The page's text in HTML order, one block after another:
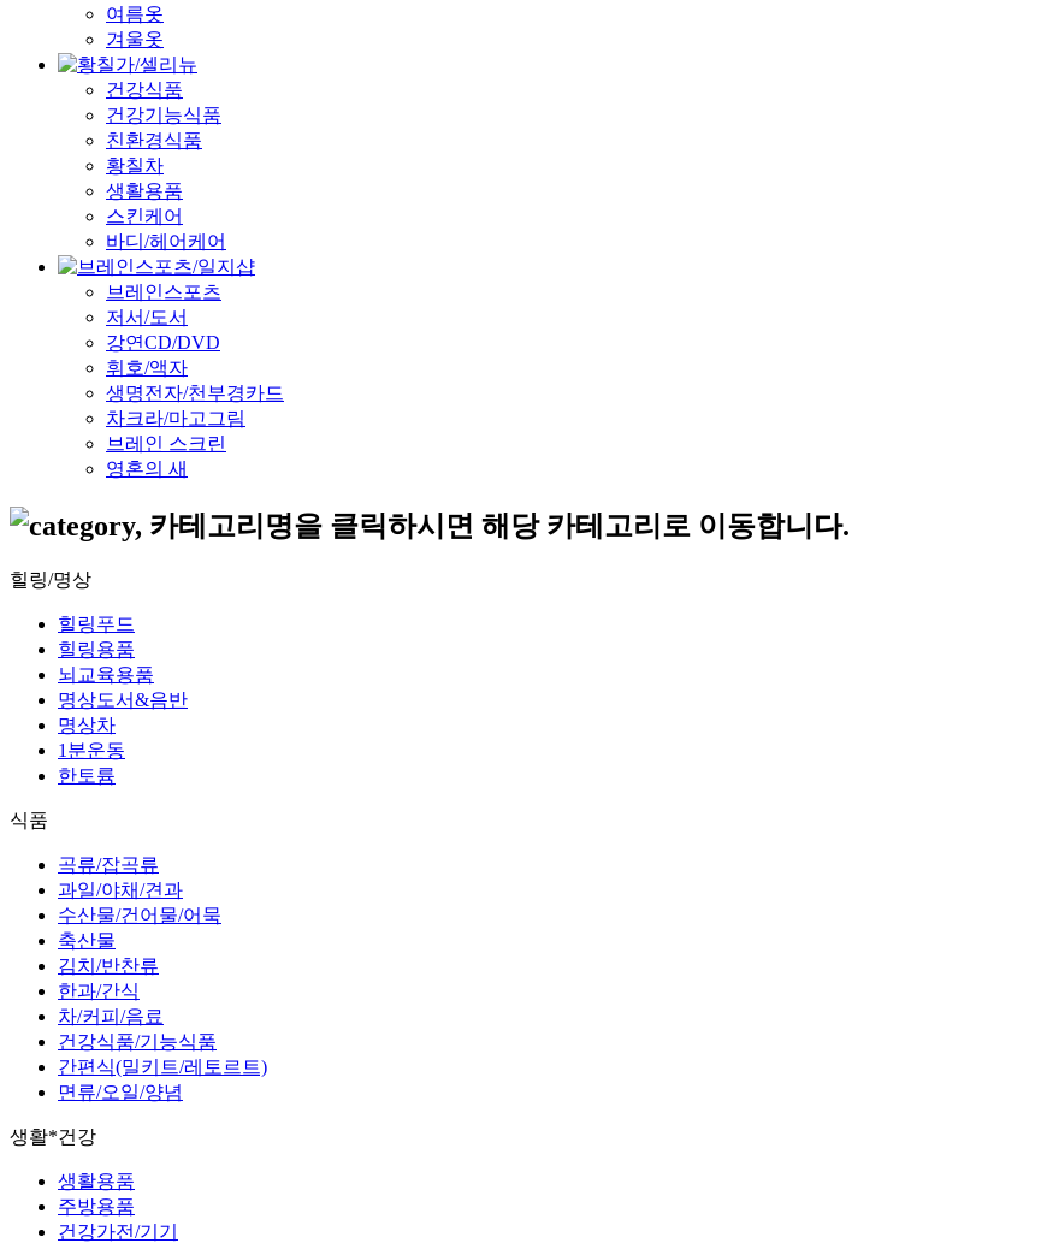
여름옷
겨울옷
건강식품
건강기능식품
친환경식품
황칠차
생활용품
스킨케어
바디/헤어케어
브레인스포츠
저서/도서
강연CD/DVD
휘호/액자
생명전자/천부경카드
차크라/마고그림
브레인 스크린
영혼의 새
힐링/명상
힐링푸드
힐링용품
뇌교육용품
명상도서&음반
명상차
1분운동
한토륨
식품
곡류/잡곡류
과일/야채/견과
수산물/건어물/어묵
축산물
김치/반찬류
한과/간식
차/커피/음료
건강식품/기능식품
간편식(밀키트/레토르트)
면류/오일/양념
생활*건강
생활용품
주방용품
건강가전/기기